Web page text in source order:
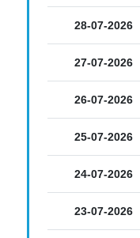
28-07-2026
27-07-2026
26-07-2026
25-07-2026
24-07-2026
23-07-2026